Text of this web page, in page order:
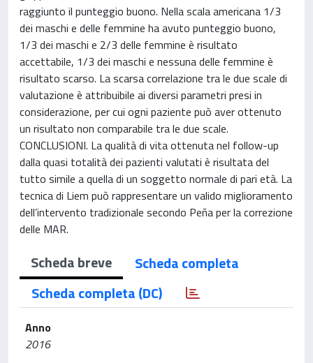
raggiunto il punteggio buono. Nella scala americana 1/3
dei maschi e delle femmine ha avuto punteggio buono,
1/3 dei maschi e 2/3 delle femmine è risultato
accettabile, 1/3 dei maschi e nessuna delle femmine è
risultato scarso. La scarsa correlazione tra le due scale di
valutazione è attribuibile ai diversi parametri presi in
considerazione, per cui ogni paziente può aver ottenuto
un risultato non comparabile tra le due scale.
CONCLUSIONI. La qualità di vita ottenuta nel follow-up
dalla quasi totalità dei pazienti valutati è risultata del
tutto simile a quella di un soggetto normale di pari età. La
tecnica di Liem può rappresentare un valido miglioramento
dell’intervento tradizionale secondo Peña per la correzione
delle MAR.
Scheda breve
Scheda completa
Scheda completa (DC)
Anno
2016